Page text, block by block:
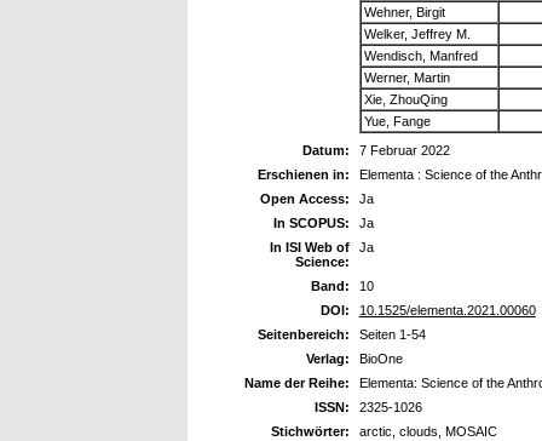
Wehner, Birgit
Welker, Jeffrey M.
Wendisch, Manfred
Werner, Martin
Xie, ZhouQing
Yue, Fange
Datum:
7 Februar 2022
Erschienen in:
Elementa : Science of the
Open Access:
Ja
In SCOPUS:
Ja
In ISI Web of
Science:
Ja
Band:
10
DOI:
10.1525/elementa.2021.00060
Seitenbereich:
Seiten 1-54
Verlag:
BioOne
Name der Reihe:
Elementa: Science of the
ISSN:
2325-1026
Stichwörter:
arctic, clouds, MOSAIC